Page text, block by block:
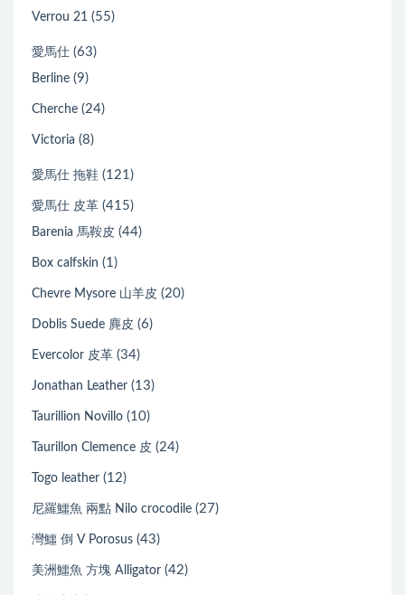
Verrou 21 (55)
愛馬仕 (63)
Berline (9)
Cherche (24)
Victoria (8)
愛馬仕 拖鞋 (121)
愛馬仕 皮革 (415)
Barenia 馬鞍皮 (44)
Box calfskin (1)
Chevre Mysore 山羊皮 (20)
Doblis Suede 麂皮 (6)
Evercolor 皮革 (34)
Jonathan Leather (13)
Taurillion Novillo (10)
Taurillon Clemence 皮 (24)
Togo leather (12)
尼羅鱷魚 兩點 Nilo crocodile (27)
灣鱷 倒 V Porosus (43)
美洲鱷魚 方塊 Alligator (42)